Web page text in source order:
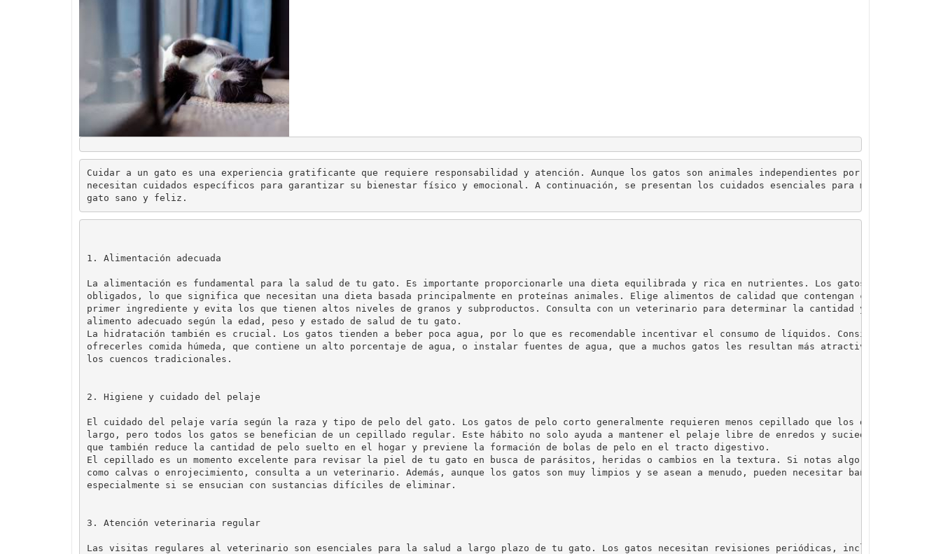
Cuidar a un gato es una experiencia gratificante que requiere responsabilidad y atención. Aunque los gatos son animales independientes por naturaleza,
necesitan cuidados específicos para garantizar su bienestar físico y emocional. A continuación, se presentan los cuidados esenciales para mantener a tu
gato sano y feliz.
1. Alimentación adecuada
La alimentación es fundamental para la salud de tu gato. Es importante proporcionarle una dieta equilibrada y rica en nutrientes. Los gatos son
obligados, lo que significa que necesitan una dieta basada principalmente en proteínas animales. Elige alimentos de calidad que contengan carne como
primer ingrediente y evita los que tienen altos niveles de granos y subproductos. Consulta con un veterinario para determinar la cantidad y tipo de
alimento adecuado según la edad, peso y estado de salud de tu gato.
La hidratación también es crucial. Los gatos tienden a beber poca agua, por lo que es recomendable incentivar el consumo de líquidos. Considera
ofrecerles comida húmeda, que contiene un alto porcentaje de agua, o instalar fuentes de agua, que a muchos gatos les resultan más atractivas que
2. Higiene y cuidado del pelaje
El cuidado del pelaje varía según la raza y tipo de pelo del gato. Los gatos de pelo corto generalmente requieren menos cepillado que los de pelo
largo, pero todos los gatos se benefician de un cepillado regular. Este hábito no solo ayuda a mantener el pelaje libre de enredos y suciedad, sino
que también reduce la cantidad de pelo suelto en el hogar y previene la formación de bolas de pelo en el tracto digestivo.
El cepillado es un momento excelente para revisar la piel de tu gato en busca de parásitos, heridas o cambios en la textura. Si notas algo inusual,
como calvas o enrojecimiento, consulta a un veterinario. Además, aunque los gatos son muy limpios y se asean a menudo, pueden necesitar baños
3. Atención veterinaria regular
Las visitas regulares al veterinario son esenciales para la salud a largo plazo de tu gato. Los gatos necesitan revisiones periódicas, incluso si